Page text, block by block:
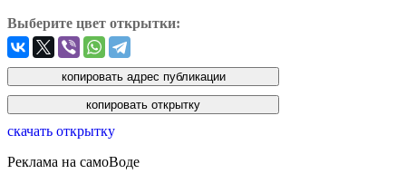
Выберите цвет открытки:
скачать открытку
Реклама на самоВоде